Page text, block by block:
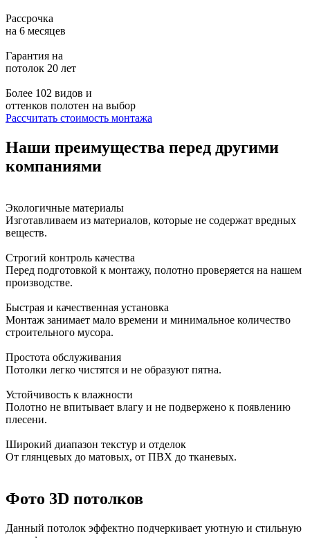
Рассрочка
на 6 месяцев
Гарантия на
потолок 20 лет
Более 102 видов и
оттенков полотен на выбор
Рассчитать стоимость монтажа
Наши преимущества перед другими
компаниями
Экологичные материалы
Изготавливаем из материалов, которые не содержат вредных
веществ.
Строгий контроль качества
Перед подготовкой к монтажу, полотно проверяется на нашем
производстве.
Быстрая и качественная установка
Монтаж занимает мало времени и минимальное количество
строительного мусора.
Простота обслуживания
Потолки легко чистятся и не образуют пятна.
Устойчивость к влажности
Полотно не впитывает влагу и не подвержено к появлению
плесени.
Широкий диапазон текстур и отделок
От глянцевых до матовых, от ПВХ до тканевых.
Фото 3D потолков
Данный потолок эффектно подчеркивает уютную и стильную